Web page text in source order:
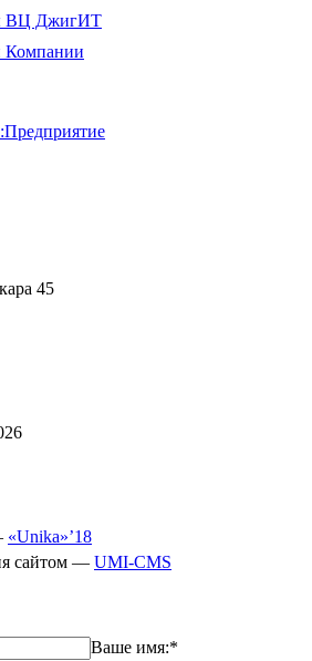
ВЦ ДжигИТ
Компании
45
«Unika»’18
сайтом — UMI-CMS
Ваше имя:*